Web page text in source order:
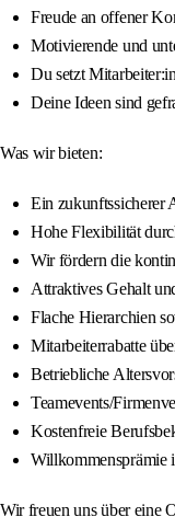
Freude an offener
Motivierende und
Du setzt
Deine Ideen sind
Was wir bieten:
Ein zukunftssicherer
Hohe Flexibilität
Wir fördern die
Attraktives Gehalt
Flache Hierarchien
Mitarbeiterrabatte
Betriebliche
Teamevents/
Kostenfreie
Willkommensprämie
Wir freuen uns über eine